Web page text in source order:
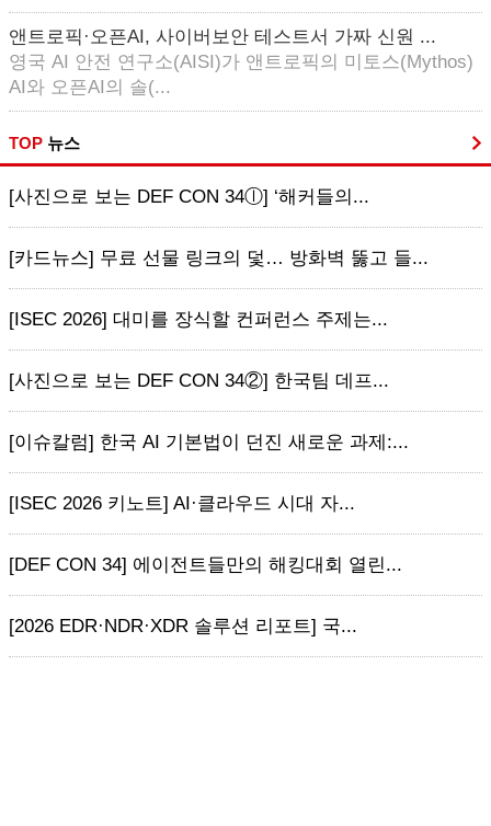
앤트로픽·오픈AI, 사이버보안 테스트서 가짜 신원 ...
영국 AI 안전 연구소(AISI)가 앤트로픽의 미토스(Mythos)
AI와 오픈AI의 솔(...
TOP 뉴스
[사진으로 보는 DEF CON 34ⓛ] ‘해커들의...
[카드뉴스] 무료 선물 링크의 덫… 방화벽 뚫고 들...
[ISEC 2026] 대미를 장식할 컨퍼런스 주제는...
[사진으로 보는 DEF CON 34②] 한국팀 데프...
[이슈칼럼] 한국 AI 기본법이 던진 새로운 과제:...
[ISEC 2026 키노트] AI·클라우드 시대 자...
[DEF CON 34] 에이전트들만의 해킹대회 열린...
[2026 EDR·NDR·XDR 솔루션 리포트] 국...